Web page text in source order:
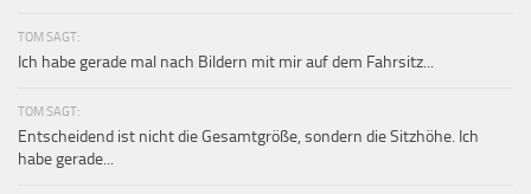
TOM SAGT:
Ich habe gerade mal nach Bildern mit mir auf dem Fahrsitz...
TOM SAGT:
Entscheidend ist nicht die Gesamtgröße, sondern die Sitzhöhe. Ich
habe gerade...